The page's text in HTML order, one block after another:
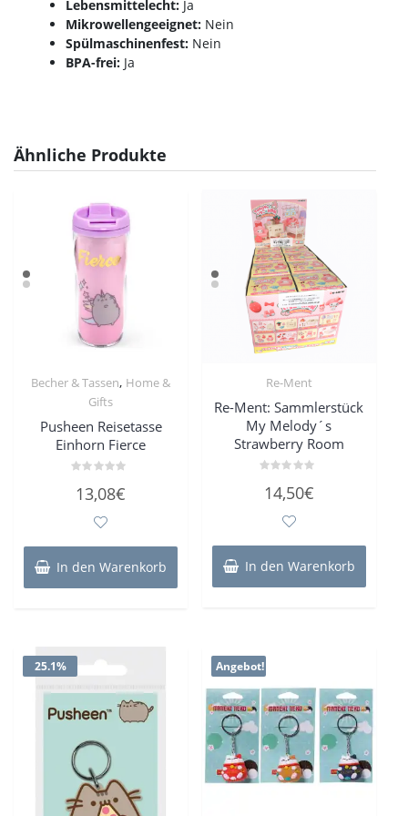
Lebensmittelecht: Ja
Mikrowellengeeignet: Nein
Spülmaschinenfest: Nein
BPA-frei: Ja
Ähnliche Produkte
Becher & Tassen, Home &
Gifts
Pusheen Reisetasse
Einhorn Fierce
mit
13,08€
In den Warenkorb
Re-Ment
Re-Ment: Sammlerstück
My Melody´s
Strawberry Room
mit
14,50€
In den Warenkorb
25.1% Angebot!